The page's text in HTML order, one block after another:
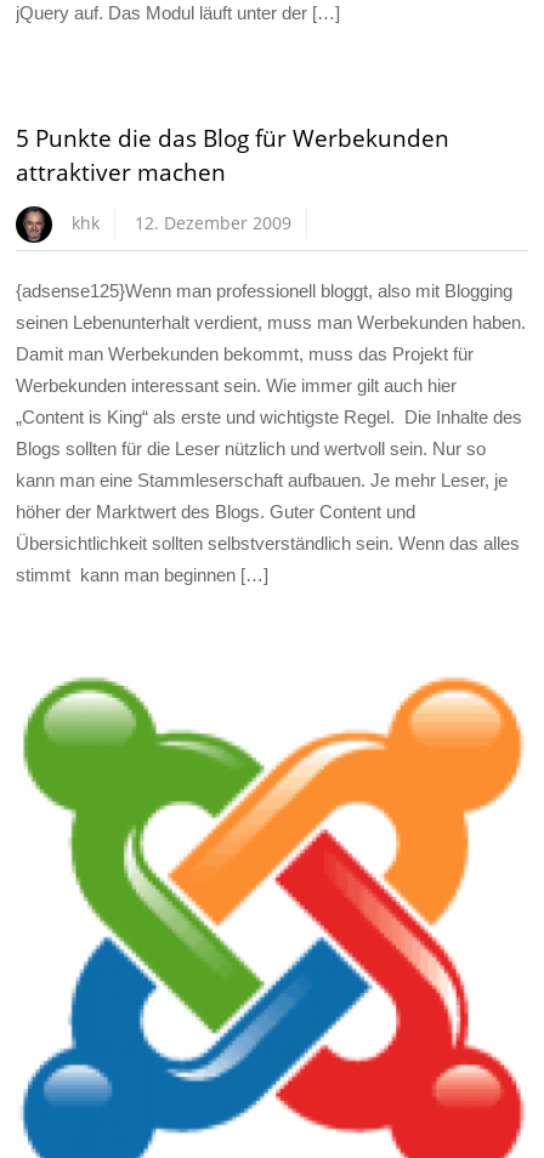
jQuery auf. Das Modul läuft unter der […]
5 Punkte die das Blog für Werbekunden
attraktiver machen
khk 12. Dezember 2009
{adsense125}Wenn man professionell bloggt, also mit Blogging
seinen Lebenunterhalt verdient, muss man Werbekunden haben.
Damit man Werbekunden bekommt, muss das Projekt für
Werbekunden interessant sein. Wie immer gilt auch hier
„Content is King“ als erste und wichtigste Regel. Die Inhalte des
Blogs sollten für die Leser nützlich und wertvoll sein. Nur so
kann man eine Stammleserschaft aufbauen. Je mehr Leser, je
höher der Marktwert des Blogs. Guter Content und
Übersichtlichkeit sollten selbstverständlich sein. Wenn das alles
stimmt kann man beginnen […]